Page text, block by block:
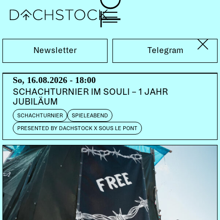
Sa, 10.02.2024
PARTY AFROPOP
WAKANDA BEATS
Newsletter Telegram
So, 16.08.2026 - 18:00
SCHACHTURNIER IM SOULI – 1 JAHR
JUBILÄUM
SCHACHTURNIER SPIELEABEND
PRESENTED BY DACHSTOCK X SOUS LE PONT